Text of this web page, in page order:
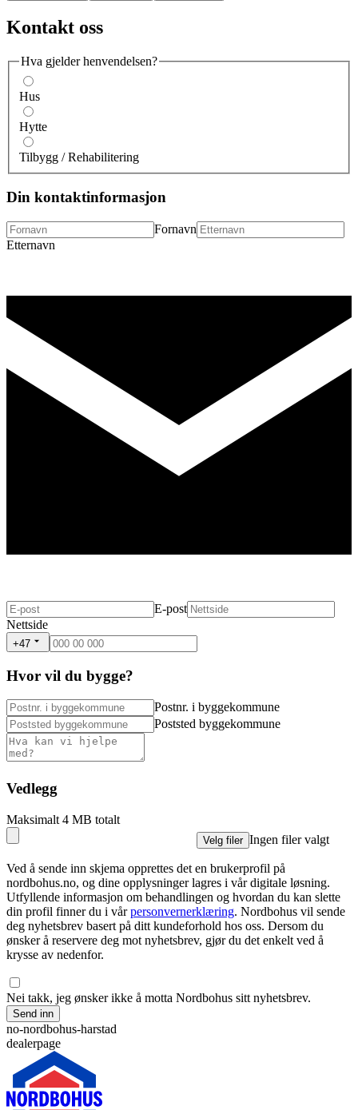
Kontakt oss
Hva gjelder henvendelsen?
Hus
Hytte
Tilbygg / Rehabilitering
Din kontaktinformasjon
Fornavn
Etternavn
E-post
Nettside
+47
Hvor vil du bygge?
Postnr. i byggekommune
Poststed byggekommune
Vedlegg
Maksimalt 4 MB totalt
Velg filer Ingen filer valgt
Ved å sende inn skjema opprettes det en brukerprofil på
nordbohus.no, og dine opplysninger lagres i vår digitale løsning.
Utfyllende informasjon om behandlingen og hvordan du kan slette
din profil finner du i vår personvernerklæring. Nordbohus vil sende
deg nyhetsbrev basert på ditt kundeforhold hos oss. Dersom du
ønsker å reservere deg mot nyhetsbrev, gjør du det enkelt ved å
krysse av nedenfor.
Nei takk, jeg ønsker ikke å motta Nordbohus sitt nyhetsbrev.
Send inn
no-nordbohus-harstad
dealerpage